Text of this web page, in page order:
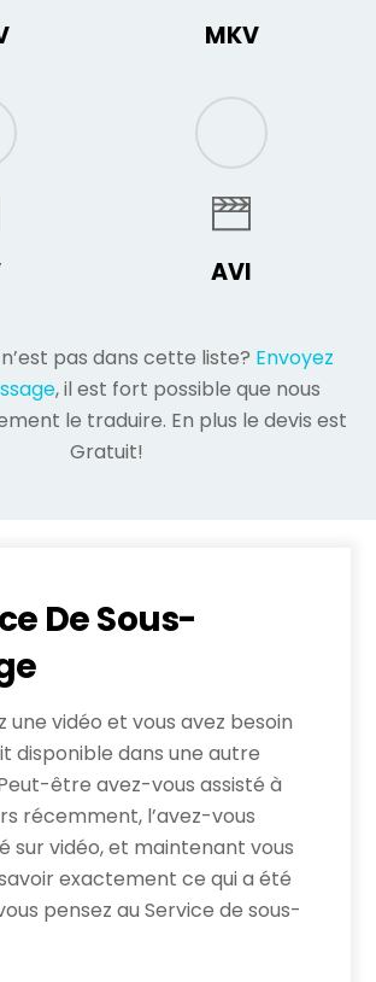
MKV
AVI
pas dans cette liste? Envoyez
, il est fort possible que nous
le traduire. En plus le devis est
Gratuit!
De Sous-
une vidéo et vous avez besoin
disponible dans une autre
être avez-vous assisté à
récemment, l’avez-vous
sur vidéo, et maintenant vous
exactement ce qui a été
pensez au Service de sous-